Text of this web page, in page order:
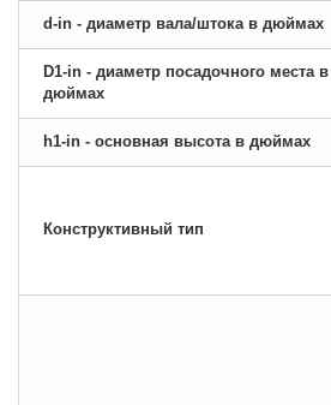
d-in - диаметр вала/штока в дюймах
D1-in - диаметр посадочного места в
дюймах
h1-in - основная высота в дюймах
Конструктивный тип